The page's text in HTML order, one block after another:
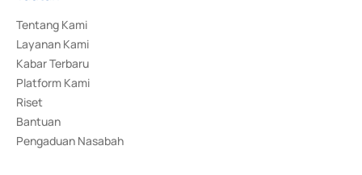
Tentang Kami
Layanan Kami
Kabar Terbaru
Platform Kami
Riset
Bantuan
Pengaduan Nasabah